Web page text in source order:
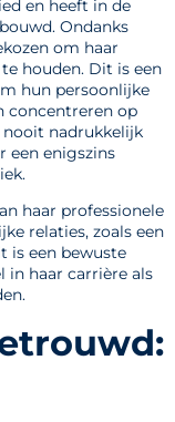
en heeft in de
Ondanks
om haar
houden. Dit is een
hun persoonlijke
concentreren op
nooit nadrukkelijk
een enigszins
haar professionele
relaties, zoals een
is een bewuste
in haar carrière als